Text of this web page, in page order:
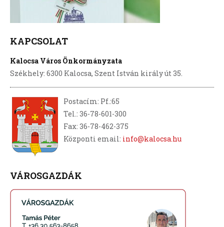
KAPCSOLAT
Kalocsa Város Önkormányzata
Székhely: 6300 Kalocsa, Szent István király út 35.
Postacím: Pf.:65
Tel.: 36-78-601-300
Fax: 36-78-462-375
Központi email: info@kalocsa.hu
VÁROSGAZDÁK